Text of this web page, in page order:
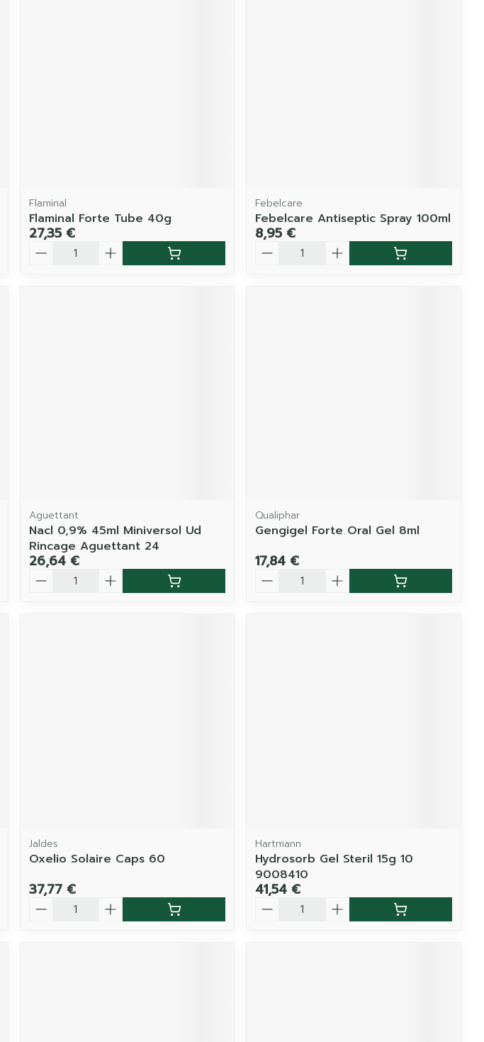
Flaminal
Flaminal Forte Tube 40g
27,35 €
Quantité
Febelcare
Febelcare Antiseptic Spray 100ml
8,95 €
Quantité
Aguettant
Nacl 0,9% 45ml Miniversol Ud
Rincage Aguettant 24
26,64 €
Quantité
Qualiphar
Gengigel Forte Oral Gel 8ml
17,84 €
Quantité
Jaldes
Oxelio Solaire Caps 60
37,77 €
Quantité
Hartmann
Hydrosorb Gel Steril 15g 10
9008410
41,54 €
Quantité